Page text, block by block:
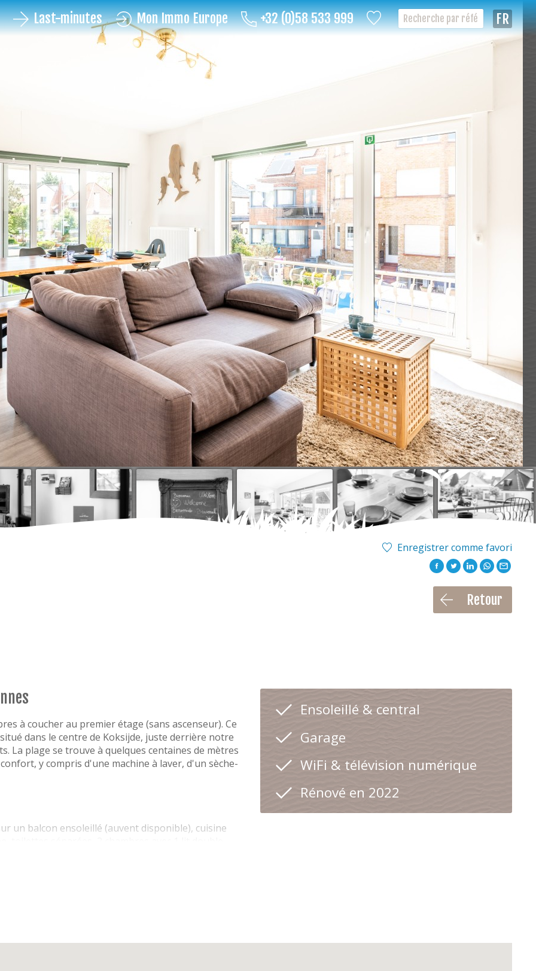
+32 (0)58 533 999
Mon Immo Europe
Last-minutes
Enregistrer comme favori
Retour
à coucher au premier étage (sans ascenseur). Ce
dans le centre de Koksijde, juste derrière notre
La plage se trouve à quelques centaines de mètres
y compris d'une machine à laver, d'un sèche-
un balcon ensoleillé (auvent disponible), cuisine
Ensoleillé & central
Garage
WiFi & télévision numérique
Rénové en 2022